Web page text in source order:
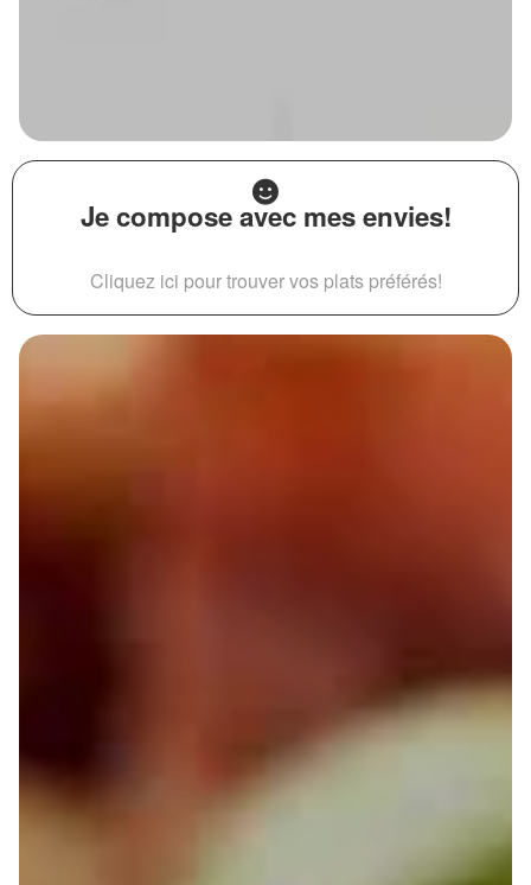
Je compose avec mes envies!
Cliquez ici pour trouver vos plats préférés!